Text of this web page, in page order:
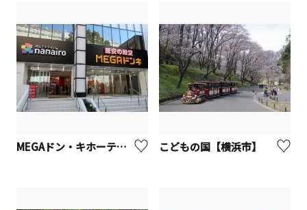
MEGAドン・キホーテ港山下総本店 こどもの国【横浜市】